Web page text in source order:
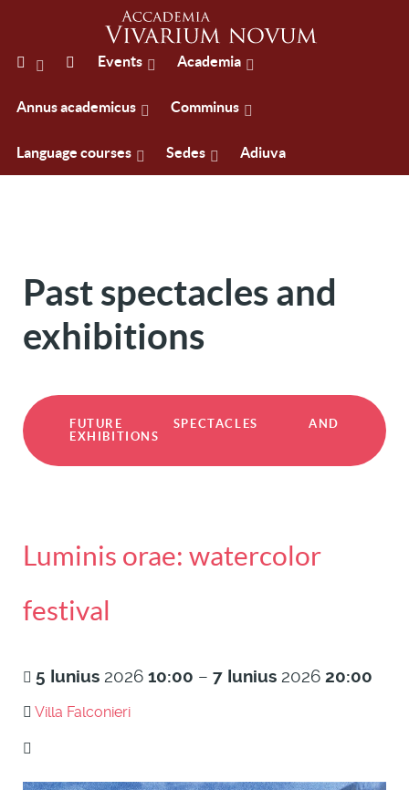
Events Academia
Annus academicus Comminus
Language courses Sedes Adiuva
Past spectacles and
exhibitions
FUTURE SPECTACLES AND
EXHIBITIONS
Luminis orae: watercolor
festival
5 Iunius 2026 10:00 – 7 Iunius 2026 20:00
Villa Falconieri